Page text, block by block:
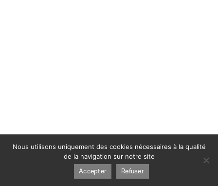
Nous utilisons uniquement des cookies nécessaires à la qualité
de la navigation sur notre site
Accepter Refuser